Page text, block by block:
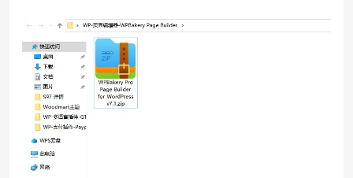
Font Family
Resetrestore all settings to the default
values